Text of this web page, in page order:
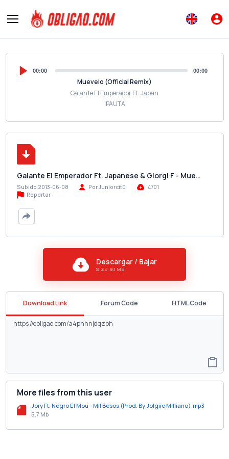
00:00 00:00
Muevelo (Official Remix)
Galante El Emperador Ft. Japan
IPAUTA
Galante El Emperador Ft. Japanese & Giorgi F - Mue…
Subido 2013-06-08 Por Juniorcit0
4701
Reportar
Descargar / Bajar
SIZE: 9.1 MB
Download Link Forum Code HTML Code
More files from this user
Jory Ft. Negro El Mou - Mil Besos (Prod. By Jolgiie Milliano).mp3
5.7 Mb